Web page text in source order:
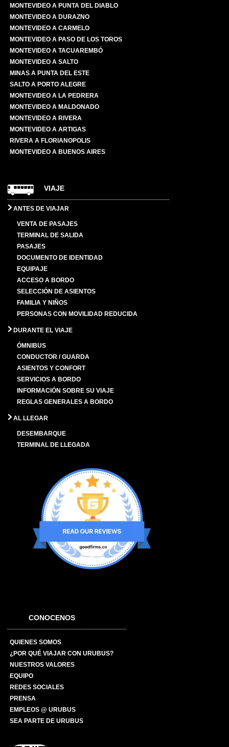
MONTEVIDEO A PUNTA DEL DIABLO
MONTEVIDEO A DURAZNO
MONTEVIDEO A CARMELO
MONTEVIDEO A PASO DE LOS TOROS
MONTEVIDEO A TACUAREMBÓ
MONTEVIDEO A SALTO
MINAS A PUNTA DEL ESTE
SALTO A PORTO ALEGRE
MONTEVIDEO A LA PEDRERA
MONTEVIDEO A MALDONADO
MONTEVIDEO A RIVERA
MONTEVIDEO A ARTIGAS
RIVERA A FLORIANOPOLIS
MONTEVIDEO A BUENOS AIRES
VIAJE
ANTES DE VIAJAR
VENTA DE PASAJES
TERMINAL DE SALIDA
PASAJES
DOCUMENTO DE IDENTIDAD
EQUIPAJE
ACCESO A BORDO
SELECCIÓN DE ASIENTOS
FAMILIA Y NIÑOS
PERSONAS CON MOVILIDAD REDUCIDA
DURANTE EL VIAJE
ÓMNIBUS
CONDUCTOR / GUARDA
ASIENTOS Y CONFORT
SERVICIOS A BORDO
INFORMACIÓN SOBRE SU VIAJE
REGLAS GENERALES A BORDO
AL LLEGAR
DESEMBARQUE
TERMINAL DE LLEGADA
CONOCENOS
QUIENES SOMOS
¿POR QUÉ VIAJAR CON URUBUS?
NUESTROS VALORES
EQUIPO
REDES SOCIALES
PRENSA
EMPLEOS @ URUBUS
SEA PARTE DE URUBUS